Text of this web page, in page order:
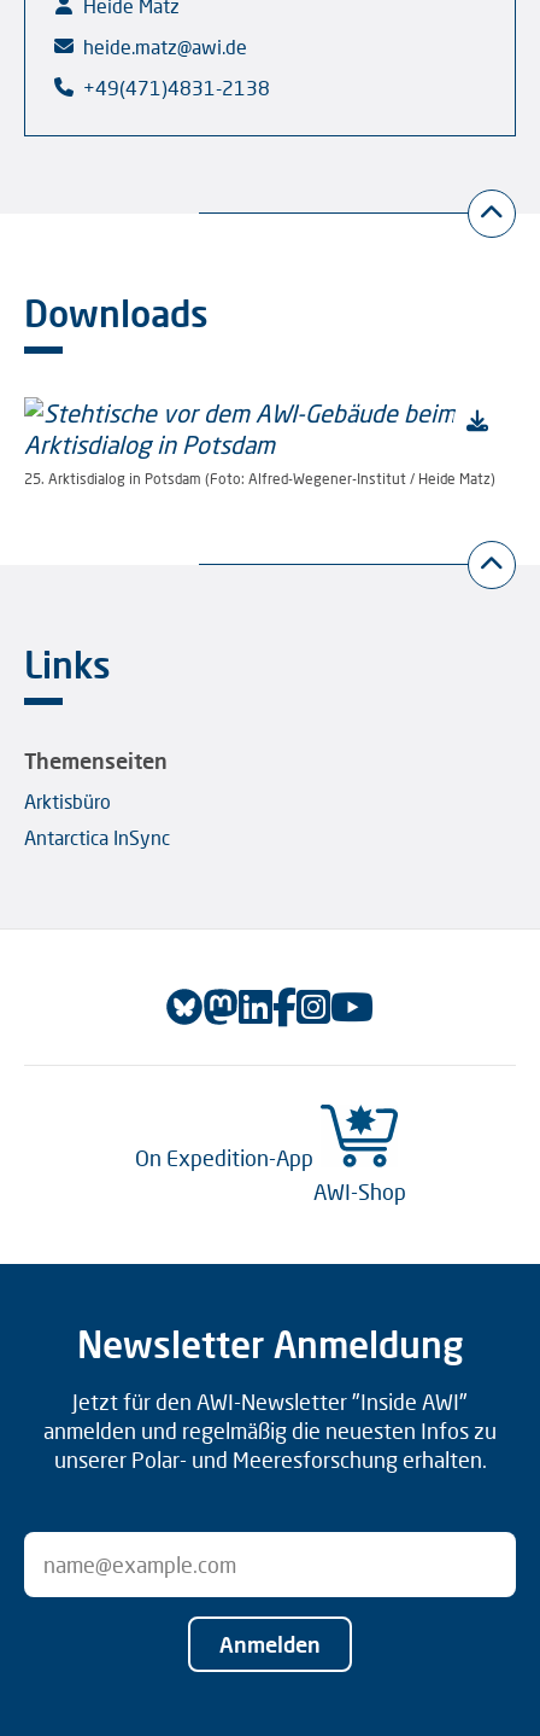
Heide Matz
heide.matz@awi.de
+49(471)4831-2138
Downloads
25. Arktisdialog in Potsdam (Foto: Alfred-Wegener-Institut / Heide Matz)
Links
Themenseiten
Arktisbüro
Antarctica InSync
On Expedition-App
AWI-Shop
Newsletter Anmeldung
Jetzt für den AWI-Newsletter "Inside AWI"
anmelden und regelmäßig die neuesten Infos zu
unserer Polar- und Meeresforschung erhalten.
Anmelden